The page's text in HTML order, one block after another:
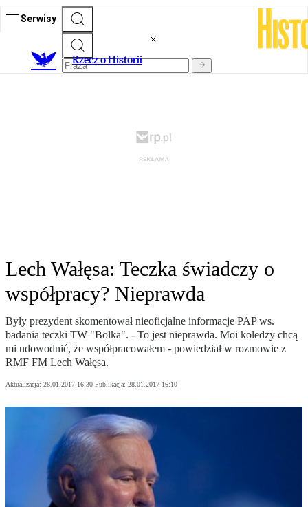
Serwisy
Rzecz o Historii
Lech Wałęsa: Teczka świadczy o
współpracy? Nieprawda
Były prezydent skomentował nieoficjalne informacje PAP ws.
badania teczki TW "Bolka". - To jest nieprawda. Moi koledzy chcą
mi udowodnić, że współpracowałem - powiedział w rozmowie z
RMF FM Lech Wałęsa.
Aktualizacja: 28.01.2017 16:30 Publikacja: 28.01.2017 16:10